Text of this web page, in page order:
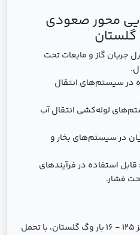
محور صعودی
جریان گاز و مایعات تحت
در سیستم‌های انتقال
لوله‌کشی انتقال آب
در سیستم‌های بخار و
: قابل استفاده در فرآیندهای
فشار.
شیر کشویی محور صعودی سایز 125 - 16 بار وگ گلستان، با تحمل